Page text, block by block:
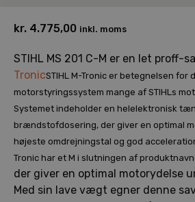
kr. 4.775,00 inkl. moms
STIHL MS 201 C-M er en let proff-
TronicSTIHL M-Tronic er betegnelsen for
motorstyringssystem mange af STIHLs
Systemet indeholder en helelektronisk
brændstofdosering, der giver en optimal
højeste omdrejningstal og god
Tronic har et M i slutningen af
der giver en optimal motorydelse
Med sin lave vægt egner denne